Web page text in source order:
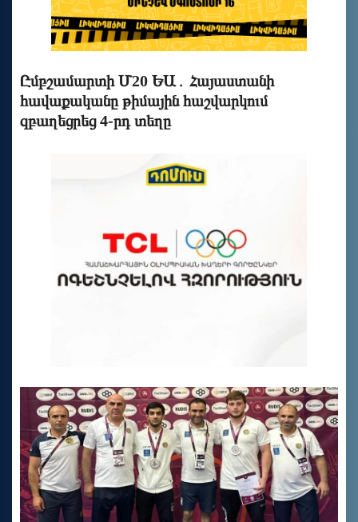
Ըմբշամարտի Մ20 ԵԱ․ Հայաստանի
հավաքականը թիմային հաշվարկում
զբաղեցրեց 4-րդ տեղը